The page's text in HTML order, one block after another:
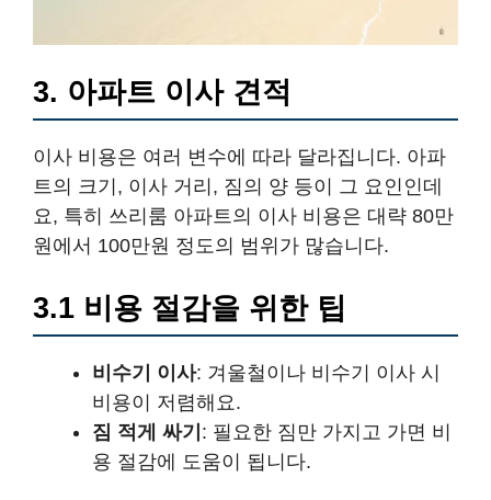
3. 아파트 이사 견적
이사 비용은 여러 변수에 따라 달라집니다. 아파
트의 크기, 이사 거리, 짐의 양 등이 그 요인인데
요, 특히 쓰리룸 아파트의 이사 비용은 대략 80만
원에서 100만원 정도의 범위가 많습니다.
3.1 비용 절감을 위한 팁
비수기 이사: 겨울철이나 비수기 이사 시
비용이 저렴해요.
짐 적게 싸기 : 필요한 짐만 가지고 가면 비
용 절감에 도움이 됩니다.